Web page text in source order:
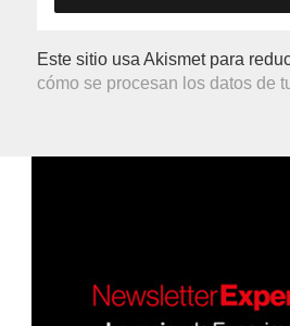
Este sitio usa Akismet para
cómo se procesan los datos de